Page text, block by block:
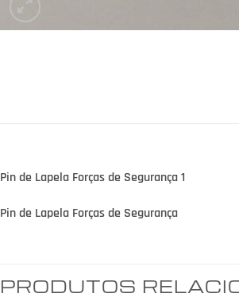
Pin de Lapela Forças de Segurança 1
Pin de Lapela Forças de Segurança
PRODUTOS